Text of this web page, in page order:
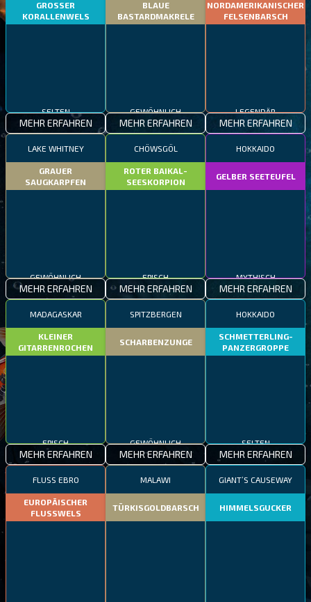
GROSSER
KORALLENWELS
MEHR ERFAHREN
BLAUE
BASTARDMAKRELE
MEHR ERFAHREN
NORDAMERIKANISCHER
FELSENBARSCH
MEHR ERFAHREN
LAKE WHITNEY
GRAUER
SAUGKARPFEN
MEHR ERFAHREN
CHÖWSGÖL
ROTER BAIKAL-
SEESKORPION
MEHR ERFAHREN
HOKKAIDO
GELBER SEETEUFEL
MEHR ERFAHREN
MADAGASKAR
KLEINER
GITARRENROCHEN
MEHR ERFAHREN
SPITZBERGEN
SCHARBENZUNGE
MEHR ERFAHREN
HOKKAIDO
SCHMETTERLING-
PANZERGROPPE
SELTEN
MEHR ERFAHREN
FLUSS EBRO
EUROPÄISCHER
FLUSSWELS
MALAWI
TÜRKISGOLDBARSCH
GIANT’S CAUSEWAY
HIMMELSGUCKER